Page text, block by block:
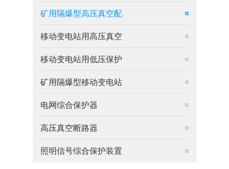
矿用隔爆型高压真空配
移动变电站用高压真空
移动变电站用低压保护
矿用隔爆型移动变电站
电网综合保护器
高压真空断路器
照明信号综合保护装置